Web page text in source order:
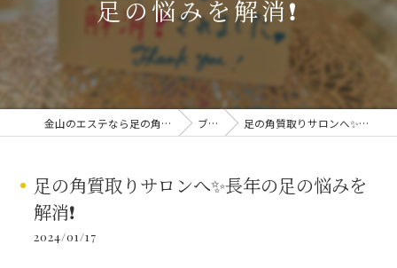
足の悩みを解消❗️
金山のエステなら足の角質ケア専門店 Orion ブログ 足の角質取りサロンへ✨長年の足の悩みを解消❗️
足の角質取りサロンへ✨長年の足の悩みを
解消❗️
2024/01/17